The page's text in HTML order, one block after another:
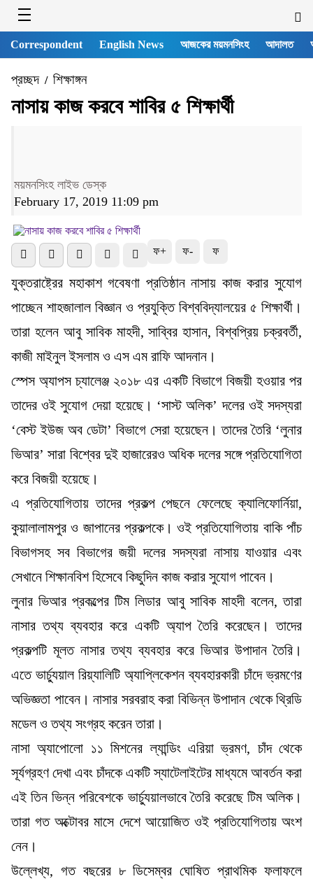
Correspondent English News আজকের ময়মনসিংহ আদালত
প্রচ্ছদ/ শিক্ষাঙ্গন
নাসায় কাজ করবে শাবির ৫ শিক্ষার্থী
ময়মনসিংহ লাইভ ডেস্ক
February 17, 2019 11:09 pm
ফ+ ফ- ফ
যুক্তরাষ্ট্রের মহাকাশ গবেষণা প্রতিষ্ঠান নাসায় কাজ করার সুযোগ
পাচ্ছেন শাহজালাল বিজ্ঞান ও প্রযুক্তি বিশ্ববিদ্যালয়ের ৫ শিক্ষার্থী।
তারা হলেন আবু সাবিক মাহদী, সাব্বির হাসান, বিশ্বপ্রিয় চক্রবর্তী,
কাজী মাইনুল ইসলাম ও এস এম রাফি আদনান।
স্পেস অ্যাপস চ্যালেঞ্জ ২০১৮ এর একটি বিভাগে বিজয়ী হওয়ার পর
তাদের ওই সুযোগ দেয়া হয়েছে। ‘সাস্ট অলিক’ দলের ওই সদস্যরা
‘বেস্ট ইউজ অব ডেটা’ বিভাগে সেরা হয়েছেন। তাদের তৈরি ‘লুনার
ভিআর’ সারা বিশ্বের দুই হাজারেরও অধিক দলের সঙ্গে প্রতিযোগিতা
করে বিজয়ী হয়েছে।
এ প্রতিযোগিতায় তাদের প্রকল্প পেছনে ফেলেছে ক্যালিফোর্নিয়া,
কুয়ালালামপুর ও জাপানের প্রকল্পকে। ওই প্রতিযোগিতায় বাকি পাঁচ
বিভাগসহ সব বিভাগের জয়ী দলের সদস্যরা নাসায় যাওয়ার এবং
সেখানে শিক্ষানবিশ হিসেবে কিছুদিন কাজ করার সুযোগ পাবেন।
লুনার ভিআর প্রকল্পের টিম লিডার আবু সাবিক মাহদী বলেন, তারা
নাসার তথ্য ব্যবহার করে একটি অ্যাপ তৈরি করেছেন। তাদের
প্রকল্পটি মূলত নাসার তথ্য ব্যবহার করে ভিআর উপাদান তৈরি।
এতে ভার্চ্যুয়াল রিয়্যালিটি অ্যাপ্লিকেশন ব্যবহারকারী চাঁদে ভ্রমণের
অভিজ্ঞতা পাবেন। নাসার সরবরাহ করা বিভিন্ন উপাদান থেকে থ্রিডি
মডেল ও তথ্য সংগ্রহ করেন তারা।
নাসা অ্যাপোলো ১১ মিশনের ল্যান্ডিং এরিয়া ভ্রমণ, চাঁদ থেকে
সূর্যগ্রহণ দেখা এবং চাঁদকে একটি স্যাটেলাইটের মাধ্যমে আবর্তন করা
এই তিন ভিন্ন পরিবেশকে ভার্চ্যুয়ালভাবে তৈরি করেছে টিম অলিক।
তারা গত অক্টোবর মাসে দেশে আয়োজিত ওই প্রতিযোগিতায় অংশ
নেন।
উল্লেখ্য, গত বছরের ৮ ডিসেম্বর ঘোষিত প্রাথমিক ফলাফলে